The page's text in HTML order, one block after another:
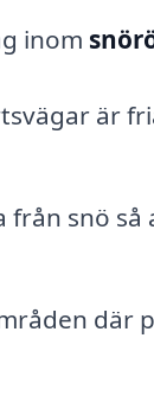
inom
är
från snö
där